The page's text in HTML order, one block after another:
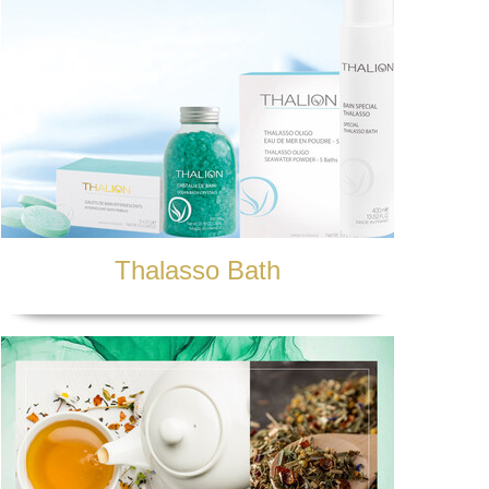
Wycofanie zgody może zostać
usług czy po prostu móc
własnych drogą elektroniczną
realizacji umowy na
w każdej chwili może być
papierowej jak i wielokrotnie w
2016 r. w sprawie ochrony osób
Thalasso Bath